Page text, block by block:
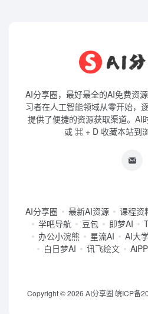
AI分享圈，最好最全的AI免费资
习者在人工智能领域从零开始，
提供了便捷的资源获取渠道。AI
或 ⌘ + D 收藏本站到
AI分享圈 最新AI资源 课程资
学吧导航
豆包 即梦AI
办公小浣熊
星流AI AI大
白日梦AI
讯飞绘文
Copyright © 2026 AI分享圈 皖ICP备